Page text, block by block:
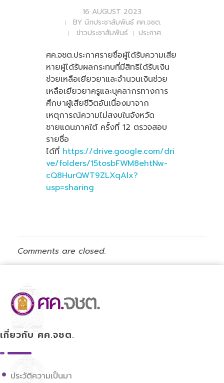
16 AUGUST 2023
BY นักประชาสัมพันธ์ ศค.จชต.
ข่าวประชาสัมพันธ์
ประกาศ
ศค.จชต.ประกาศรายชื่อผู้ได้รับความเสีย
หายผู้ได้รับผลกระทบที่มีสิทธิได้รับเงิน
ช่วยเหลือเยียวยาและจำนวนเงินช่วย
เหลือเยียวยาครูและบุคลากรทางการ
ศึกษาผู้เสียชีวิตอันเนื่องมาจาก
เหตุการณ์ความไม่สงบในจังหวัด
ชายแดนภาคใต้ ครั้งที่ 12 ตรวจสอบ
รายชื่อ
ได้ที่ https://drive.google.com/dri
ve/folders/15tosbFWM8ehtNw-
cQ8HurQWT9ZLXqAlx?
usp=sharing
Comments are closed.
เกี่ยวกับ ศค.จชต.
ประวัติความเป็นมา